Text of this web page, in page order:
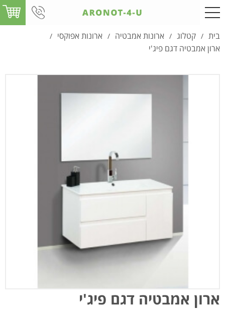
בית / קטלוג / ארונות אמבטיה / ארונות אפוקסי /
ארון אמבטיה דגם פיג'י
ארון אמבטיה דגם פיג'י